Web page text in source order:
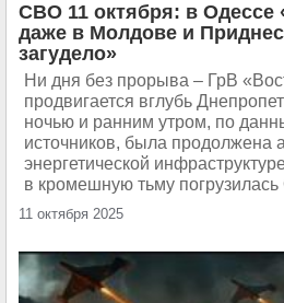
СВО 11 октября: в Одессе
даже в Молдове и
загудело»
Ни дня без прорыва – ГрВ
продвигается вглубь
ночью и ранним утром, по
источников, была продолжена
энергетической
в кромешную тьму
11 октября 2025